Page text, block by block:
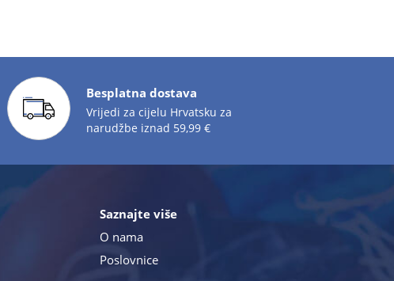
Besplatna dostava
Vrijedi za cijelu Hrvatsku za
narudžbe iznad 59,99 €
Saznajte više
O nama
Poslovnice